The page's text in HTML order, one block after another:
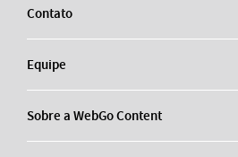
Contato
Equipe
Sobre a WebGo Content